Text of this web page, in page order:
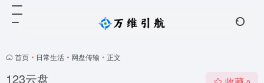
首页 • 日常生活 • 网盘传输 • 正文
123云盘